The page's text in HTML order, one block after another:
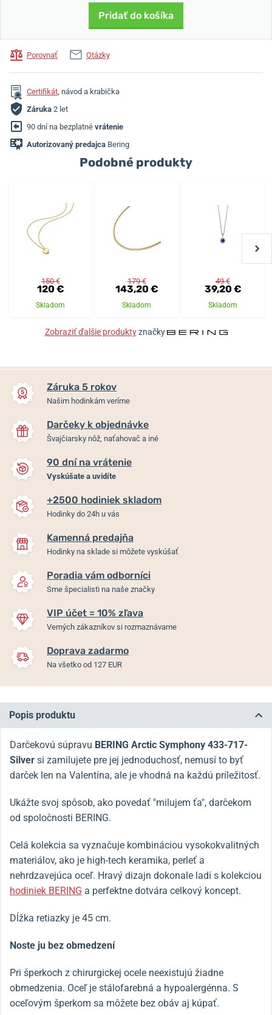
Pridať do košíka
Porovnať Otázky
Certifikát, návod a krabička
Záruka 2 let
90 dní na bezplatné vrátenie
Autorizovaný predajca Bering
Podobné produkty
150 €
120 €
Skladom
179 €
143,20 €
Skladom
49 €
39,20 €
Skladom
Zobraziť ďalšie produktyznačky
Záruka 5 rokov
Našim hodinkám veríme
Darčeky k objednávke
Švajčiarsky nôž, naťahovač a iné
90 dní na vrátenie
Vyskúšate a uvidíte
+2500 hodiniek skladom
Hodinky do 24h u vás
Kamenná predajňa
Hodinky na sklade si môžete vyskúšať
Poradia vám odborníci
Sme špecialisti na naše značky
VIP účet = 10% zľava
Verných zákazníkov si rozmaznávame
Doprava zadarmo
Na všetko od 127 EUR
Popis produktu
Darčekovú súpravu BERING Arctic Symphony 433-717-
Silver si zamilujete pre jej jednoduchosť, nemusí to byť
darček len na Valentína, ale je vhodná na každú príležitosť.
Ukážte svoj spôsob, ako povedať "milujem ťa", darčekom
od spoločnosti BERING.
Celá kolekcia sa vyznačuje kombináciou vysokokvalitných
materiálov, ako je high-tech keramika, perleť a
nehrdzavejúca oceľ. Hravý dizajn dokonale ladí s kolekciou
hodiniek BERING a perfektne dotvára celkový koncept.
Dĺžka retiazky je 45 cm.
Noste ju bez obmedzení
Pri šperkoch z chirurgickej ocele neexistujú žiadne
obmedzenia. Oceľ je stálofarebná a hypoalergénna. S
oceľovým šperkom sa môžete bez obáv aj kúpať.